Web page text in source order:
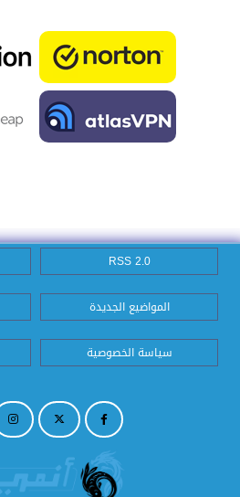
RSS 2.0
المواضيع الجديدة
سياسة الخصوصية